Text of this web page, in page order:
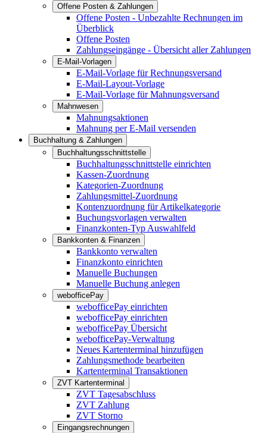
Offene Posten & Zahlungen
Offene Posten - Unbezahlte Rechnungen im
Überblick
Offene Posten
Zahlungseingänge - Übersicht aller Zahlungen
E-Mail-Vorlagen
E-Mail-Vorlage für Rechnungsversand
E-Mail-Layout-Vorlage
E-Mail-Vorlage für Mahnungsversand
Mahnwesen
Mahnungsaktionen
Mahnung per E-Mail versenden
Buchhaltung & Zahlungen
Buchhaltungsschnittstelle
Buchhaltungsschnittstelle einrichten
Kassen-Zuordnung
Kategorien-Zuordnung
Zahlungsmittel-Zuordnung
Kontenzuordnung für Artikelkategorie
Buchungsvorlagen verwalten
Finanzkonten-Typ Auswahlfeld
Bankkonten & Finanzen
Bankkonto verwalten
Finanzkonto einrichten
Manuelle Buchungen
Manuelle Buchung anlegen
webofficePay
webofficePay einrichten
webofficePay einrichten
webofficePay Übersicht
webofficePay-Verwaltung
Neues Kartenterminal hinzufügen
Zahlungsmethode bearbeiten
Kartenterminal Transaktionen
ZVT Kartenterminal
ZVT Tagesabschluss
ZVT Zahlung
ZVT Storno
Eingangsrechnungen